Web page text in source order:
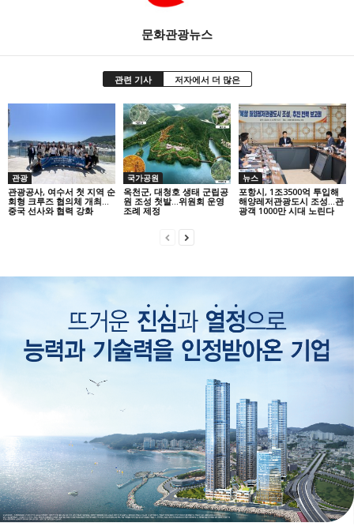
문화관광뉴스
관련 기사 저자에서 더 많은
관광
관광공사, 여수서 첫 지역 순
회형 크루즈 협의체 개최…
중국 선사와 협력 강화
국가공원
옥천군, 대청호 생태 군립공
원 조성 첫발…위원회 운영
조례 제정
뉴스
포항시, 1조3500억 투입해
해양레저관광도시 조성…관
광객 1000만 시대 노린다